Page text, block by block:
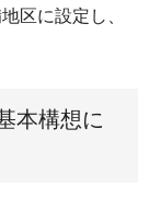
区に設定し、
本構想に